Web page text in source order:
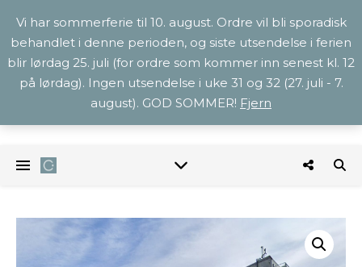
Vi har sommerferie til 10. august. Ordre vil bli sporadisk
behandlet i denne perioden, og siste utsendelse i ferien
blir lørdag 25. juli (for ordre som kommer inn senest kl. 12
på lørdag). Ingen utsendelse i uke 31 og 32 (27. juli - 7.
august). GOD SOMMER! Fjern